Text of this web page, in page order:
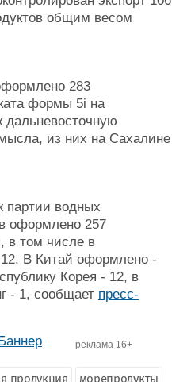
Отзывы
Все службы
общим весом
283
формы 5i на
из них на Сахалине
партии водных
оформлено 257
в том числе в
В Китай оформлено -
Корея - 12, в
- 1, сообщает пресс-
реклама 16+
продукция
морепродукты